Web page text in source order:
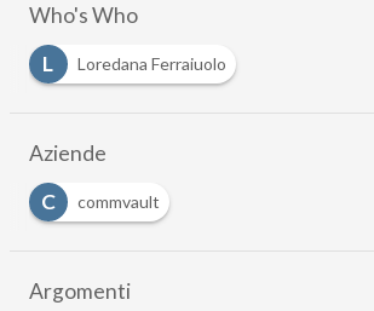
Who's Who
L
Loredana Ferraiuolo
Aziende
C
commvault
Argomenti